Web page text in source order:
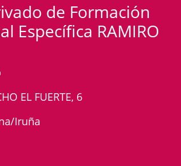
de Formación
Específica RAMIRO
EL FUERTE, 6
Iruña